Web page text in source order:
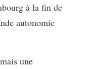
à la fin de
autonomie
une